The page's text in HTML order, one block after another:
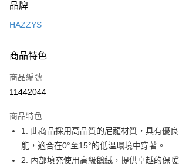
信用卡一次付款
LINE Pay
Apple Pay
悠遊付
大哥付你分期
相關說明
品牌
HAZZYS
商品特色
商品編號
11442044
商品特色
1. 此商品採用高品質的尼龍材質，具有優
能，適合在0°至15°的低溫環境中穿著。
2. 內部填充使用高級鵝絨，提供卓越的保